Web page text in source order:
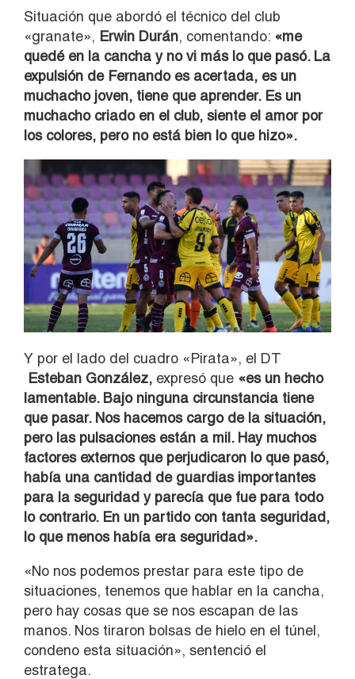
Situación que abordó el técnico del club
«granate», Erwin Durán, comentando: «me
quedé en la cancha y no vi más lo que pasó. La
expulsión de Fernando es acertada, es un
muchacho joven, tiene que aprender. Es un
muchacho criado en el club, siente el amor por
los colores, pero no está bien lo que hizo».
Y por el lado del cuadro «Pirata», el DT
Esteban González, expresó que «es un hecho
lamentable. Bajo ninguna circunstancia tiene
que pasar. Nos hacemos cargo de la situación,
pero las pulsaciones están a mil. Hay muchos
factores externos que perjudicaron lo que pasó,
había una cantidad de guardias importantes
para la seguridad y parecía que fue para todo
lo contrario. En un partido con tanta seguridad,
lo que menos había era seguridad».
«No nos podemos prestar para este tipo de
situaciones, tenemos que hablar en la cancha,
pero hay cosas que se nos escapan de las
manos. Nos tiraron bolsas de hielo en el túnel,
condeno esta situación», sentenció el
estratega.